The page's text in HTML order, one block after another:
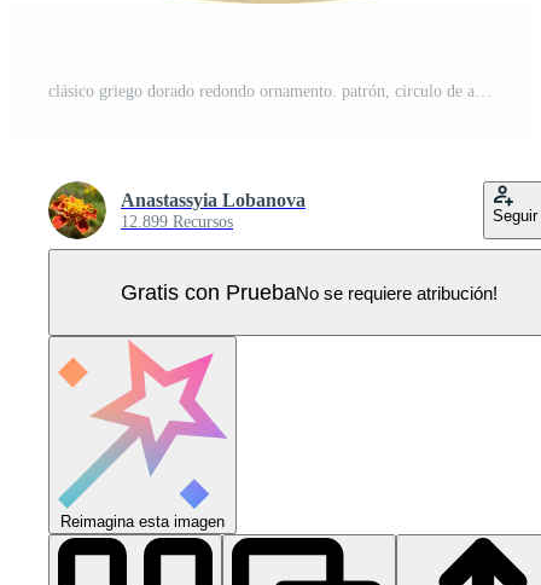
clásico griego dorado redondo ornamento. patrón, circulo de antiguo helenos europeo frontera anillo Vector Pro
Anastassyia Lobanova
12.899 Recursos Seguir
Gratis con PruebaNo se requiere atribución!
Reimagina esta imagen